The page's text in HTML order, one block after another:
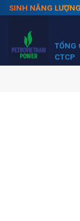
SINH NĂNG
TỔNG
CTCP